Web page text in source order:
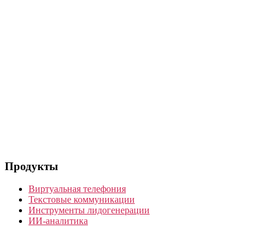
Продукты
Виртуальная телефония
Текстовые коммуникации
Инструменты лидогенерации
ИИ-аналитика